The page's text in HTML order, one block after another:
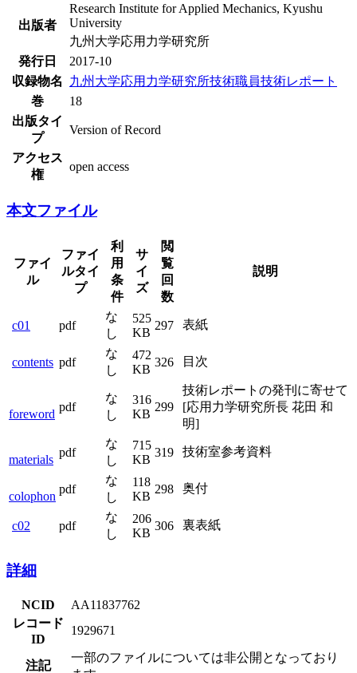
出版者
Research Institute for Applied Mechanics, Kyushu
University
九州大学応用力学研究所
発行日
2017-10
収録物名
九州大学応用力学研究所技術職員技術レポート
巻
18
出版タイ
プ
Version of Record
アクセス
権
open access
本文ファイル
ファイ
ル
ファイ
ルタイ
プ
利
用
条
件
サ
イ
ズ
閲
覧
回
数
説明
c01 pdf
な
し
525
KB
297 表紙
contents pdf
な
し
472
KB
326 目次
foreword
pdf
な
し
316
KB
299
技術レポートの発刊に寄せて
[応用力学研究所長 花田 和
明]
materials
pdf
な
し
715
KB
319 技術室参考資料
colophon
pdf
な
し
118
KB
298 奥付
c02 pdf
な
し
206
KB
306 裏表紙
詳細
NCID
AA11837762
レコード
ID
1929671
注記
一部のファイルについては非公開となっており